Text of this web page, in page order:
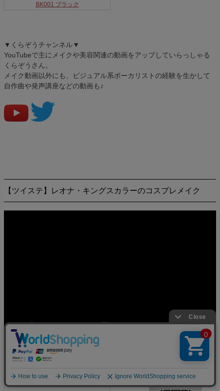
BK001 ブラック
▼くらぞうチャンネル▼
YouTubeで主にメイクや美容関連の動画をアップしていらっしゃる
くらぞうさん。
メイク動画以外にも、ビジュアル系ボーカリストの経験を生かして
自作曲や発声講座などの動画も♪
【ツイステ】レオナ・キングスカラーのコスプレメイク